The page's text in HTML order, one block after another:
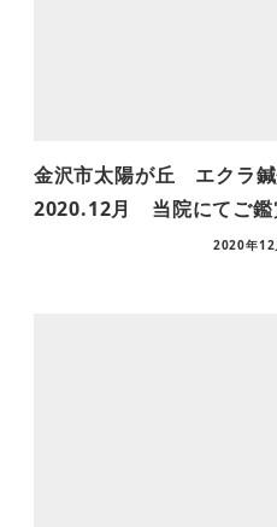
金沢市太陽が丘 エクラ
2020.12月 当院にてご
2020年12